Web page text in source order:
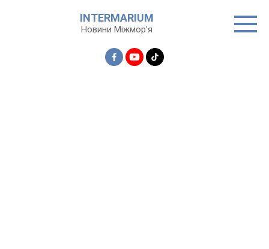
INTERMARIUM
Новини Міжмор'я